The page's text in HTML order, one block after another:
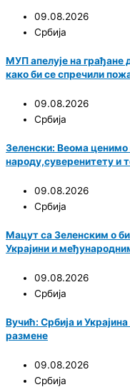
09.08.2026
Србија
МУП апелује на грађане
како би се спречили
09.08.2026
Србија
Зеленски: Веома ценимо
народу,суверенитету и
09.08.2026
Србија
Мацут са Зеленским о
Украјини и
09.08.2026
Србија
Вучић: Србија и
размене
09.08.2026
Србија